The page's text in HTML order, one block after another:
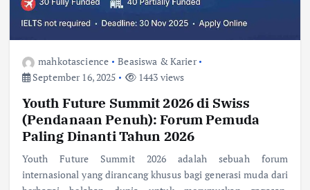
mahkotascience
Beasiswa & Karier
September 16, 2025
1443 views
Youth Future Summit 2026 di Swiss
(Pendanaan Penuh): Forum Pemuda
Paling Dinanti Tahun 2026
Youth Future Summit 2026 adalah sebuah forum
internasional yang dirancang khusus bagi generasi muda dari